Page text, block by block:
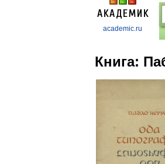
academic.ru
Книга: